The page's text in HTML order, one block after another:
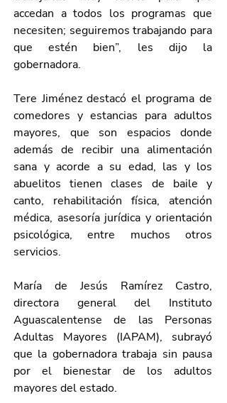
accedan a todos los programas que
necesiten; seguiremos trabajando para
que estén bien”, les dijo la
gobernadora.
Tere Jiménez destacó el programa de
comedores y estancias para adultos
mayores, que son espacios donde
además de recibir una alimentación
sana y acorde a su edad, las y los
abuelitos tienen clases de baile y
canto, rehabilitación física, atención
médica, asesoría jurídica y orientación
psicológica, entre muchos otros
servicios.
María de Jesús Ramírez Castro,
directora general del Instituto
Aguascalentense de las Personas
Adultas Mayores (IAPAM), subrayó
que la gobernadora trabaja sin pausa
por el bienestar de los adultos
mayores del estado.